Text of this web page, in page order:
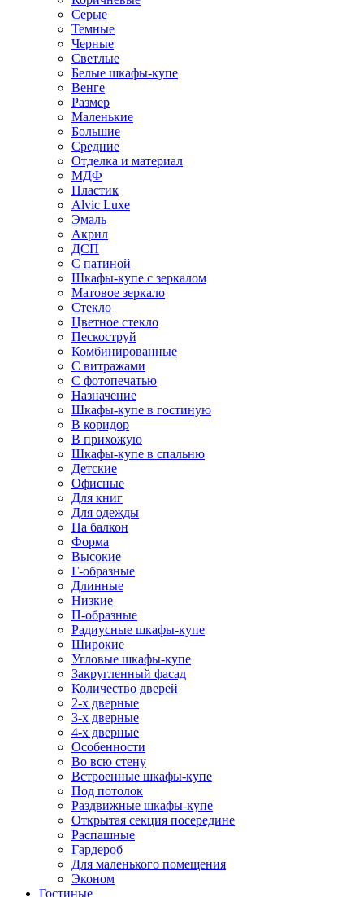
Серые
Темные
Черные
Светлые
Белые шкафы-купе
Венге
Размер
Маленькие
Большие
Средние
Отделка и материал
МДФ
Пластик
Alvic Luxe
Эмаль
Акрил
ДСП
С патиной
Шкафы-купе с зеркалом
Матовое зеркало
Стекло
Цветное стекло
Пескоструй
Комбинированные
С витражами
С фотопечатью
Назначение
Шкафы-купе в гостиную
В коридор
В прихожую
Шкафы-купе в спальню
Детские
Офисные
Для книг
Для одежды
На балкон
Форма
Высокие
Г-образные
Длинные
Низкие
П-образные
Радиусные шкафы-купе
Широкие
Угловые шкафы-купе
Закругленный фасад
Количество дверей
2-х дверные
3-х дверные
4-х дверные
Особенности
Во всю стену
Встроенные шкафы-купе
Под потолок
Раздвижные шкафы-купе
Открытая секция посередине
Распашные
Гардероб
Для маленького помещения
Эконом
Гостиные